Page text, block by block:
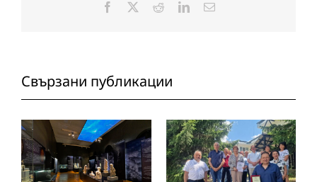
Facebook RedditLinkedInЕлектронна
Свързани публикации